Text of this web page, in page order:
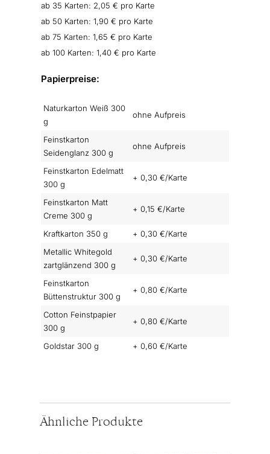
ab 35 Karten: 2,05 € pro Karte
ab 50 Karten: 1,90 € pro Karte
ab 75 Karten: 1,65 € pro Karte
ab 100 Karten: 1,40 € pro Karte
Papierpreise:
Naturkarton Weiß 300
g
ohne Aufpreis
Feinstkarton
Seidenglanz 300 g
ohne Aufpreis
Feinstkarton Edelmatt
300 g
+ 0,30 €/Karte
Feinstkarton Matt
Creme 300 g
+ 0,15 €/Karte
Kraftkarton 350 g
+ 0,30 €/Karte
Metallic Whitegold
zartglänzend 300 g
+ 0,30 €/Karte
Feinstkarton
Büttenstruktur 300 g
+ 0,80 €/Karte
Cotton Feinstpapier
300 g
+ 0,80 €/Karte
Goldstar 300 g + 0,60 €/Karte
Ähnliche Produkte